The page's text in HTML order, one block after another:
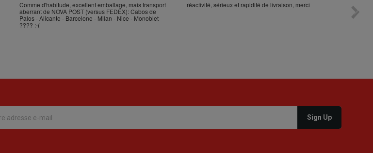
Comme d'habitude, excellent emballage, mais transport
aberrant de NOVA POST (versus FEDEX): Cabos de
Palos - Alicante - Barcelone - Milan - Nice - Monoblet
???? :-(
réactivité, sérieux et rapidité de livraison, merci
votre